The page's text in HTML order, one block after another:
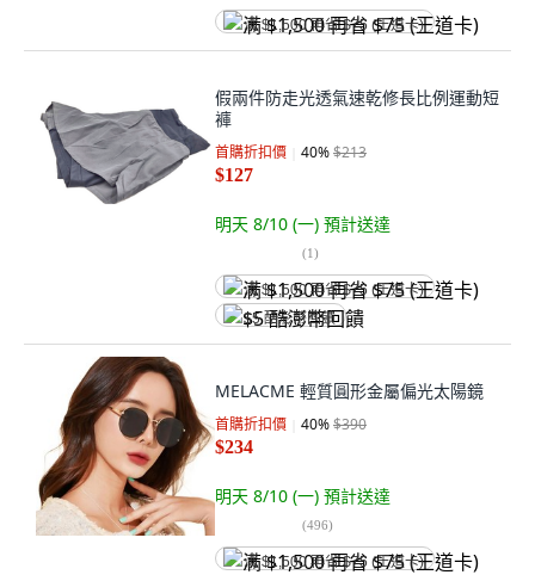
满 $1,500 再省 $75 (王道卡)
假兩件防走光透氣速乾修長比例運動短
褲
首購折扣價 40%$213
$127
明天 8/10 (一) 預計送達
(1)
满 $1,500 再省 $75 (王道卡)
$5 酷澎幣回饋
MELACME 輕質圓形金屬偏光太陽鏡
首購折扣價 40%$390
$234
明天 8/10 (一) 預計送達
(496)
满 $1,500 再省 $75 (王道卡)